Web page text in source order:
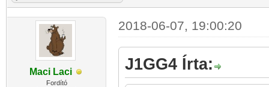
Maci Laci
Fordító
2018-06-07, 19:00:20
J1GG4 Írta: